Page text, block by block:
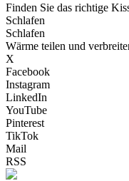
Finden Sie das richtige
Schlafen
Schlafen
Wärme teilen und
X
Facebook
Instagram
LinkedIn
YouTube
Pinterest
TikTok
Mail
RSS